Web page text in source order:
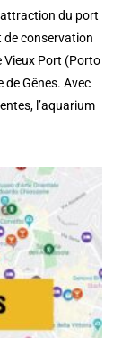
attraction du port
de conservation
Vieux Port (Porto
de Gênes. Avec
l’aquarium